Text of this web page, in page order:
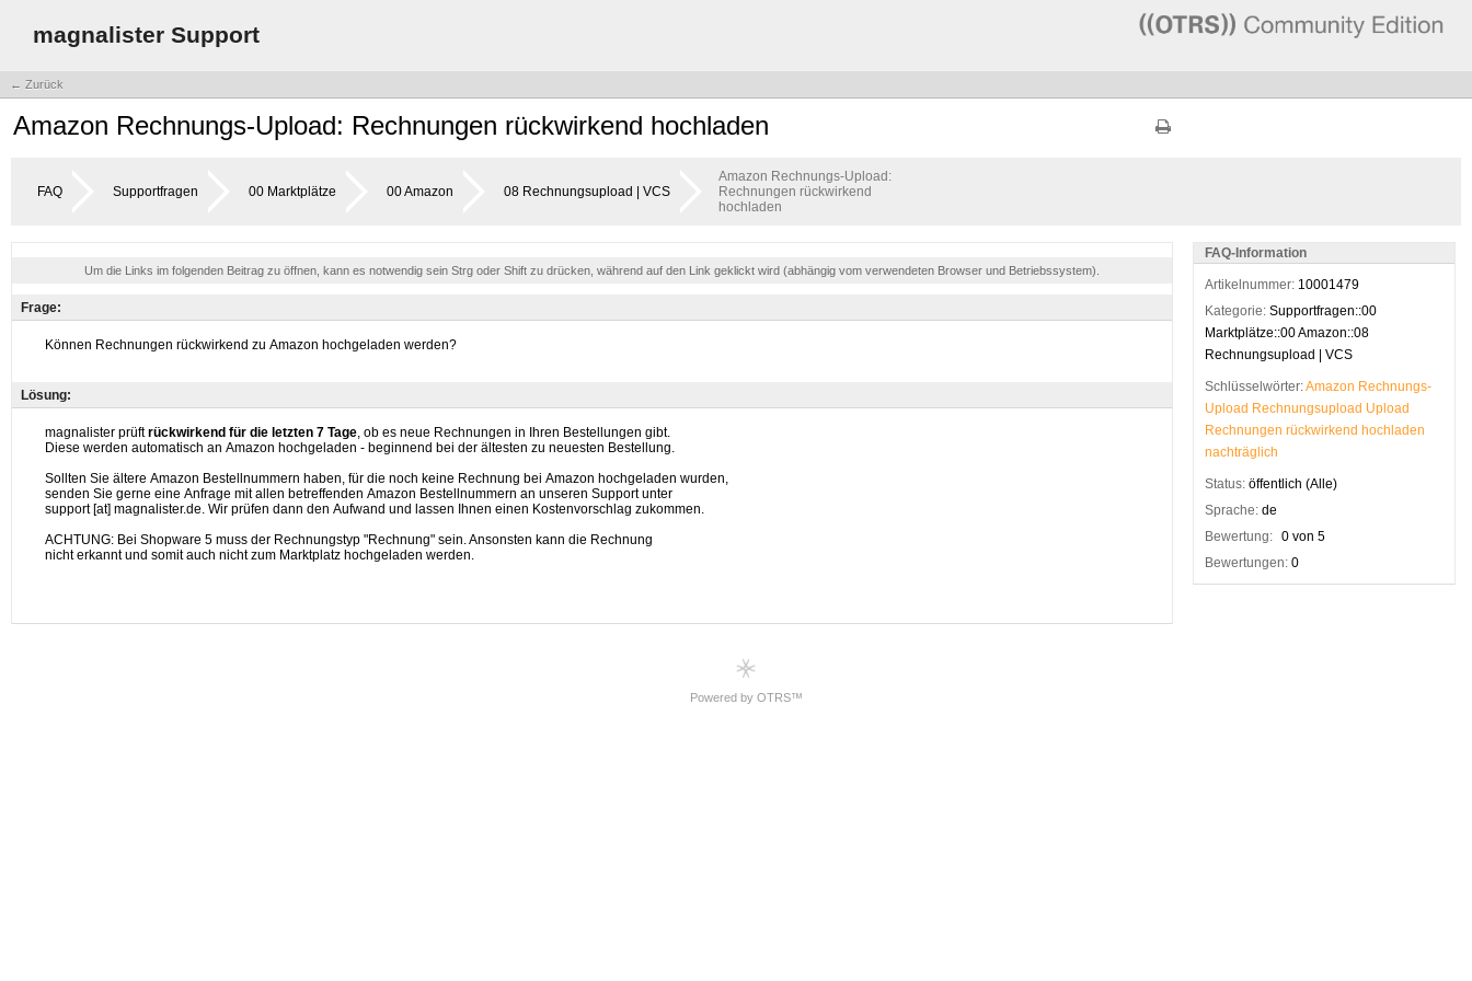
magnalister Support
← Zurück
Amazon Rechnungs-Upload: Rechnungen rückwirkend hochladen
FAQ Supportfragen 00 Marktplätze 00 Amazon 08 Rechnungsupload | VCS
Amazon Rechnungs-Upload:
Rechnungen rückwirkend
hochladen
Um die Links im folgenden Beitrag zu öffnen, kann es notwendig sein Strg oder Shift zu drücken, während auf den Link geklickt wird (abhängig vom verwendeten Browser und Betriebssystem).
Frage:
Lösung:
FAQ-Information
Artikelnummer: 10001479
Kategorie: Supportfragen::00
Marktplätze::00 Amazon::08
Rechnungsupload | VCS
Schlüsselwörter:Amazon Rechnungs-
Upload Rechnungsupload Upload
Rechnungen rückwirkend hochladen
nachträglich
Status: öffentlich (Alle)
Sprache: de
Bewertung: 0 von 5
Bewertungen: 0
Powered by OTRS™